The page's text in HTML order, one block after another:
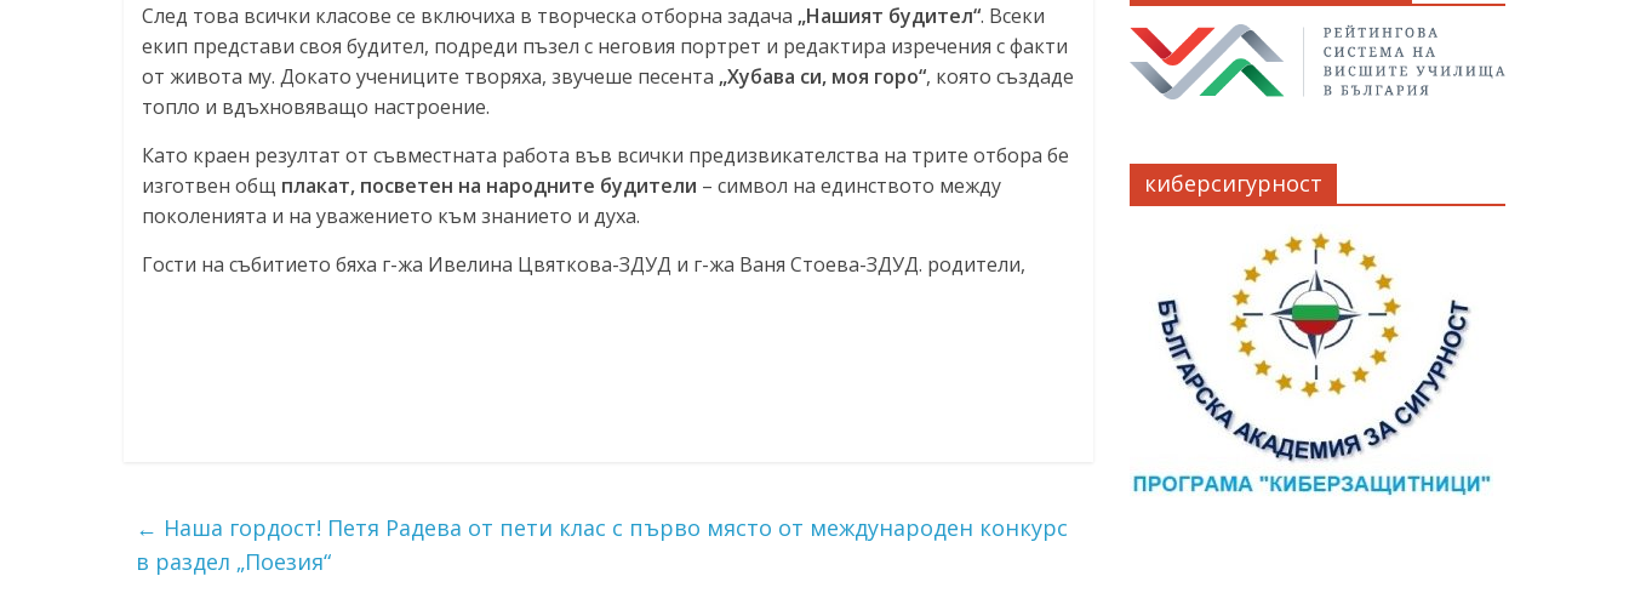
След това всички класове се включиха в творческа отборна задача „Нашият будител“. Всеки
екип представи своя будител, подреди пъзел с неговия портрет и редактира изречения с факти
от живота му. Докато учениците творяха, звучеше песента „Хубава си, моя горо“, която създаде
топло и вдъхновяващо настроение.
Като краен резултат от съвместната работа във всички предизвикателства на трите отбора бе
изготвен общ плакат, посветен на народните будители – символ на единството между
поколенията и на уважението към знанието и духа.
Гости на събитието бяха г-жа Ивелина Цвяткова-ЗДУД и г-жа Ваня Стоева-ЗДУД. родители,
← Наша гордост! Петя Радева от пети клас с първо място от международен конкурс
в раздел „Поезия“
киберсигурност